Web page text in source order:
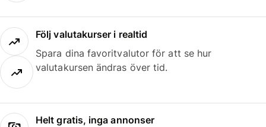
Följ valutakurser i realtid
Spara dina favoritvalutor för att se hur
valutakursen ändras över tid.
Helt gratis, inga annonser